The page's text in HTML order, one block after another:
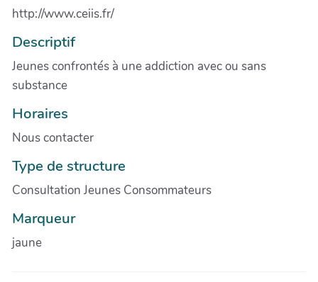
http://www.ceiis.fr/
Descriptif
Jeunes confrontés à une addiction avec ou sans
substance
Horaires
Nous contacter
Type de structure
Consultation Jeunes Consommateurs
Marqueur
jaune